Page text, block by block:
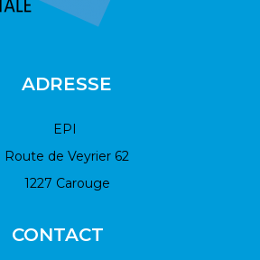
ADRESSE
EPI
Route de Veyrier 62
1227 Carouge
CONTACT